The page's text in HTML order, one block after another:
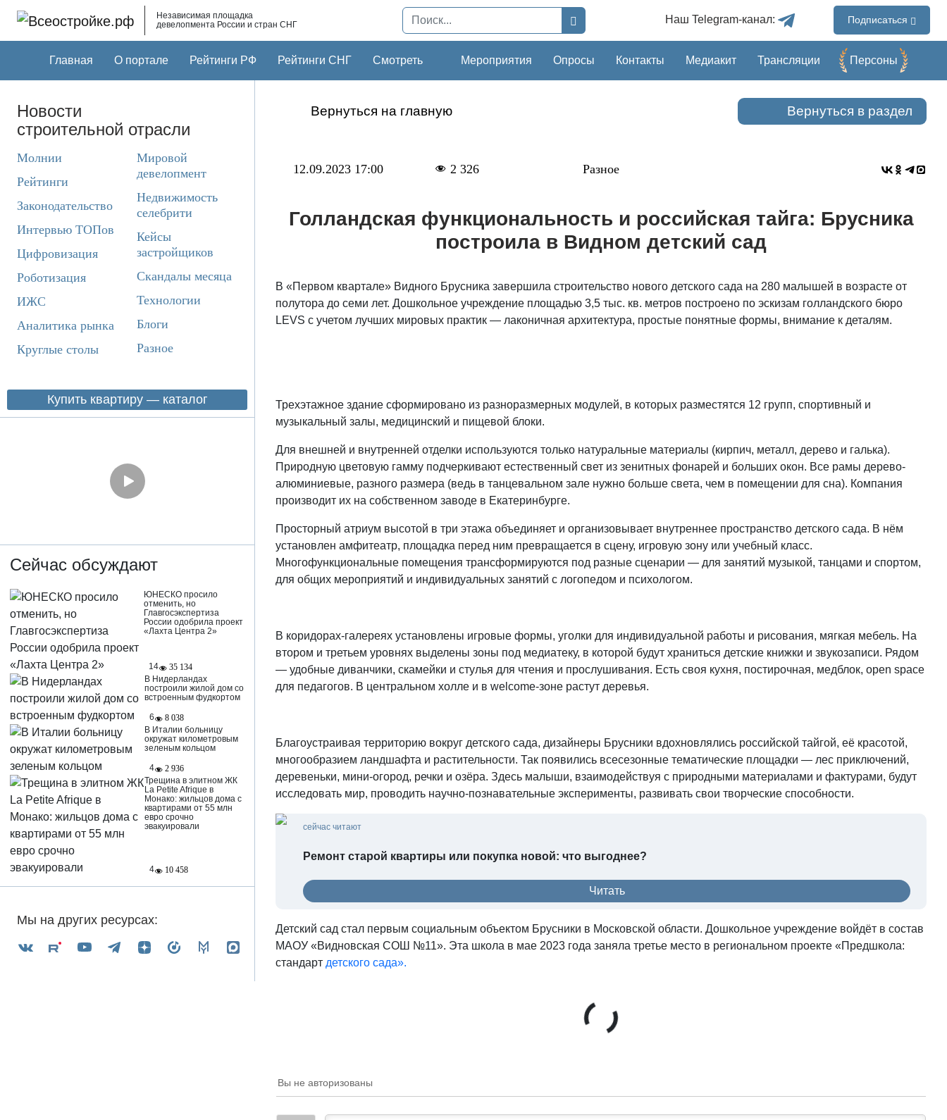
Независимая площадка
девелопмента России и стран СНГ
Наш Telegram-канал: Подписаться
Главная О портале Рейтинги РФ Рейтинги СНГ Смотреть Мероприятия Опросы Контакты Медиакит Трансляции Перcоны
Новости
строительной отрасли
Молнии
Рейтинги
Законодательство
Интервью ТОПов
Цифровизация
Роботизация
ИЖС
Аналитика рынка
Круглые столы
Мировой
девелопмент
Недвижимость
селебрити
Кейсы
застройщиков
Скандалы месяца
Технологии
Блоги
Разное
Купить квартиру — каталог
Сейчас обсуждают
ЮНЕСКО просило
отменить, но
Главгосэкспертиза
России одобрила проект
«Лахта Центра 2»
14
35 134
В Нидерландах
построили жилой дом со
встроенным фудкортом
6
8 038
В Италии больницу
окружат километровым
зеленым кольцом
4
2 936
Трещина в элитном ЖК
La Petite Afrique в
Монако: жильцов дома с
квартирами от 55 млн
евро срочно
эвакуировали
4 10 458
Мы на других ресурсах:
Вернуться на главную Вернуться в раздел
12.09.2023 17:00 2 326 Разное
Голландская функциональность и российская тайга: Брусника
построила в Видном детский сад
В «Первом квартале» Видного Брусника завершила строительство нового детского сада на 280 малышей в возрасте от
полутора до семи лет. Дошкольное учреждение площадью 3,5 тыс. кв. метров построено по эскизам голландского бюро
LEVS с учетом лучших мировых практик — лаконичная архитектура, простые понятные формы, внимание к деталям.
Трехэтажное здание сформировано из разноразмерных модулей, в которых разместятся 12 групп, спортивный и
музыкальный залы, медицинский и пищевой блоки.
Для внешней и внутренней отделки используются только натуральные материалы (кирпич, металл, дерево и галька).
Природную цветовую гамму подчеркивают естественный свет из зенитных фонарей и больших окон. Все рамы дерево-
алюминиевые, разного размера (ведь в танцевальном зале нужно больше света, чем в помещении для сна). Компания
производит их на собственном заводе в Екатеринбурге.
Просторный атриум высотой в три этажа объединяет и организовывает внутреннее пространство детского сада. В нём
установлен амфитеатр, площадка перед ним превращается в сцену, игровую зону или учебный класс.
Многофункциональные помещения трансформируются под разные сценарии — для занятий музыкой, танцами и спортом,
для общих мероприятий и индивидуальных занятий с логопедом и психологом.
В коридорах-галереях установлены игровые формы, уголки для индивидуальной работы и рисования, мягкая мебель. На
втором и третьем уровнях выделены зоны под медиатеку, в которой будут храниться детские книжки и звукозаписи. Рядом
— удобные диванчики, скамейки и стулья для чтения и прослушивания. Есть своя кухня, постирочная, медблок, open space
для педагогов. В центральном холле и в welcome-зоне растут деревья.
Благоустраивая территорию вокруг детского сада, дизайнеры Брусники вдохновлялись российской тайгой, её красотой,
многообразием ландшафта и растительности. Так появились всесезонные тематические площадки — лес приключений,
деревеньки, мини-огород, речки и озёра. Здесь малыши, взаимодействуя с природными материалами и фактурами, будут
исследовать мир, проводить научно-познавательные эксперименты, развивать свои творческие способности.
сейчас читают
Ремонт старой квартиры или покупка новой: что выгоднее?
Читать
Детский сад стал первым социальным объектом Брусники в Московской области. Дошкольное учреждение войдёт в состав
МАОУ «Видновская СОШ №11». Эта школа в мае 2023 года заняла третье место в региональном проекте «Предшкола:
стандарт детского сада».
Вы не авторизованы